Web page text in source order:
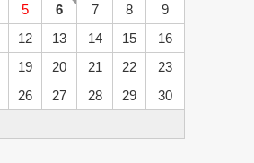
5 6 7 8
9
12 13 14 15
16
19 20 21 22
23
26 27 28 29
30